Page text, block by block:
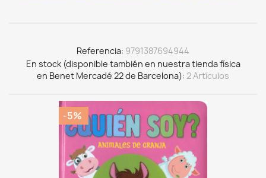
Referencia 9791387694944
En stock (disponible también en nuestra tienda física
en Benet Mercadé 22 de Barcelona) 2 Artículos
-5%